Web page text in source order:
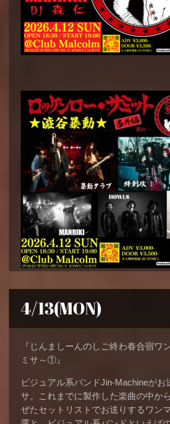
4/13(MON)
『じんましーんのしご終わ春合宿ワ
ミサ～①』
ビジュアル系バンドJin-Machineがお
サ。これまでに製作した楽曲の中か
ぜたセットリストでお送りするワン